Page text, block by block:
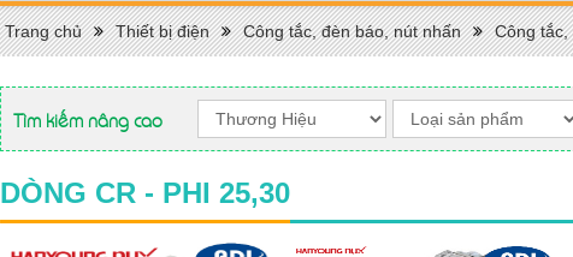
Trang chủ Thiết bị điện Công tắc, đèn báo, nút nhấn Công tắc,
Tìm kiếm nâng cao
DÒNG CR - PHI 25,30